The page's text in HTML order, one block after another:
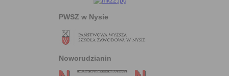
PWSZ w Nysie
Noworudzianin